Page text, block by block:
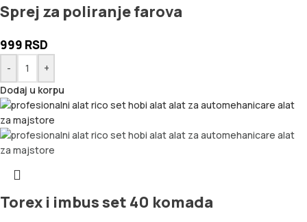
Sprej za poliranje farova
999 RSD
-
+
Dodaj u korpu
Torex i imbus set 40 komada